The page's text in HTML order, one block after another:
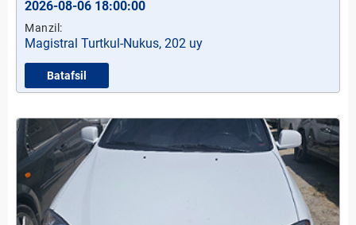
2026-08-06 18:00:00
Manzil:
Magistral Turtkul-Nukus, 202 uy
Batafsil